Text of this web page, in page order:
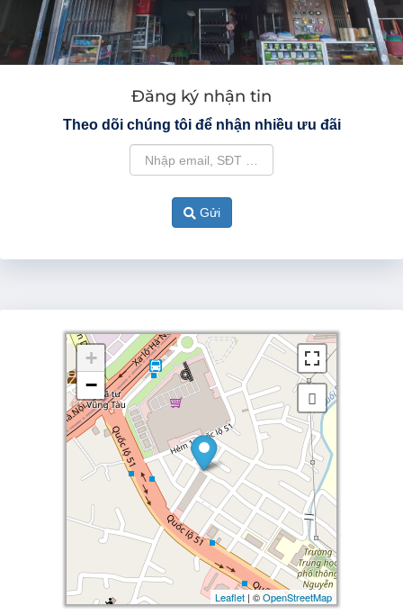
Đăng ký nhận tin
Theo dõi chúng tôi để nhận nhiều ưu đãi
Gửi
+
−
Leaflet | ©OpenStreetMap
+
−
Leaflet | ©OpenStreetMap